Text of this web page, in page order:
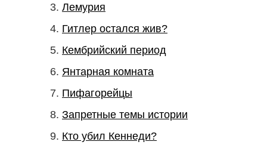
Лемурия
Гитлер остался жив?
Кембрийский период
Янтарная комната
Пифагорейцы
Запретные темы истории
Кто убил Кеннеди?